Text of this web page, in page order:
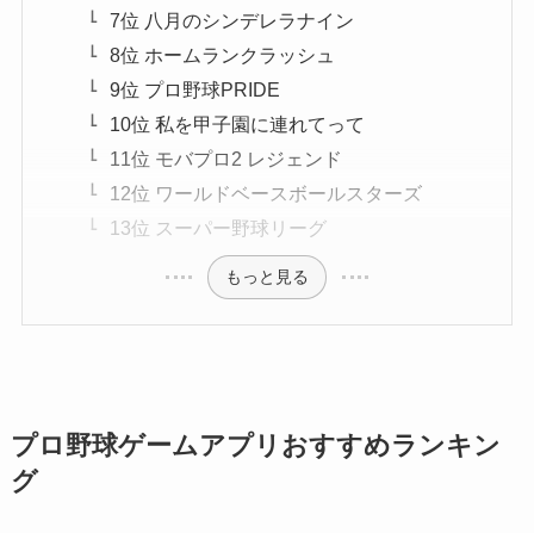
7位 八月のシンデレラナイン
8位 ホームランクラッシュ
9位 プロ野球PRIDE
10位 私を甲子園に連れてって
11位 モバプロ2 レジェンド
12位 ワールドベースボールスターズ
13位 スーパー野球リーグ
もっと見る
プロ野球ゲームアプリおすすめランキン
グ